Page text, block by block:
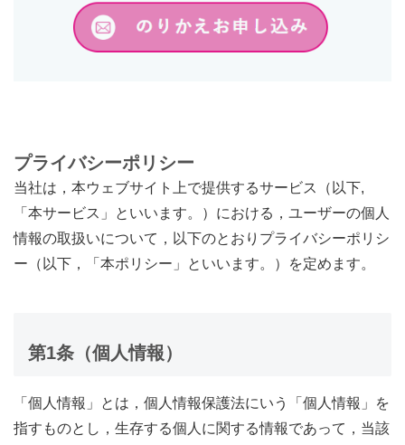
プライバシーポリシー
当社は，本ウェブサイト上で提供するサービス（以下,
「本サービス」といいます。）における，ユーザーの個人
情報の取扱いについて，以下のとおりプライバシーポリシ
ー（以下，「本ポリシー」といいます。）を定めます。
第1条（個人情報）
「個人情報」とは，個人情報保護法にいう「個人情報」を
指すものとし，生存する個人に関する情報であって，当該